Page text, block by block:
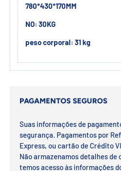
780*430*170MM
NO: 30KG
peso corporal: 31 kg
PAGAMENTOS SEGUROS
Suas informações de
segurança. Pagamentos por
Express, ou cartão de Crédito
Não armazenamos detalhes
temos acesso às informações